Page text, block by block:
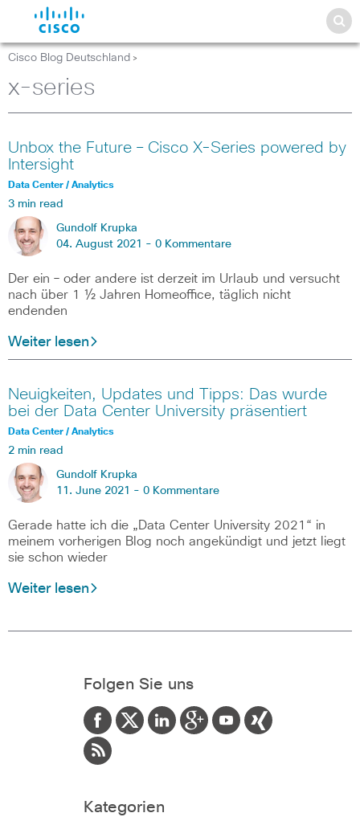
Cisco Blog Deutschland >
x-series
Unbox the Future – Cisco X-Series powered by
Intersight
Data Center / Analytics
3 min read
Gundolf Krupka
04. August 2021 - 0 Kommentare
Der ein – oder andere ist derzeit im Urlaub und versucht
nach über 1 ½ Jahren Homeoffice, täglich nicht
endenden
Weiter lesen
Neuigkeiten, Updates und Tipps: Das wurde
bei der Data Center University präsentiert
Data Center / Analytics
2 min read
Gundolf Krupka
11. June 2021 - 0 Kommentare
Gerade hatte ich die „Data Center University 2021“ in
meinem vorherigen Blog noch angekündigt und jetzt liegt
sie schon wieder
Weiter lesen
Folgen Sie uns
Kategorien